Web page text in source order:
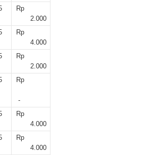
Rp
2.000
Rp
4.000
Rp
2.000
Rp
-
Rp
4.000
Rp
4.000